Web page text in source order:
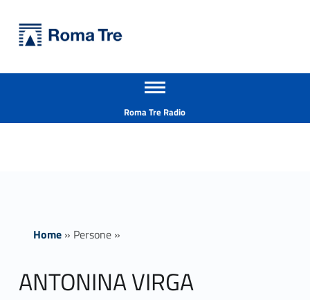
ANTONINA VIRGA insegnamenti - Università Roma Tre
Apri il menu secondario
Roma Tre Radio
Home» Persone»
ANTONINA VIRGA